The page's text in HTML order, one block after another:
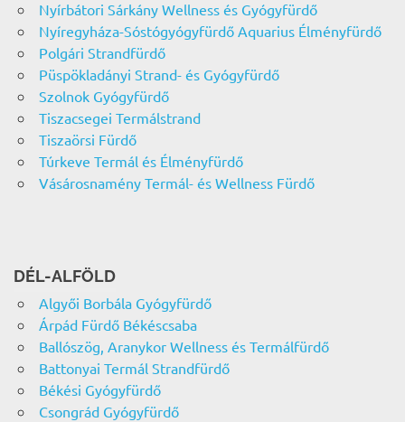
Nyírbátori Sárkány Wellness és Gyógyfürdő
Nyíregyháza-Sóstógyógyfürdő Aquarius Élményfürdő
Polgári Strandfürdő
Püspökladányi Strand- és Gyógyfürdő
Szolnok Gyógyfürdő
Tiszacsegei Termálstrand
Tiszaörsi Fürdő
Túrkeve Termál és Élményfürdő
Vásárosnamény Termál- és Wellness Fürdő
DÉL-ALFÖLD
Algyői Borbála Gyógyfürdő
Árpád Fürdő Békéscsaba
Ballószög, Aranykor Wellness és Termálfürdő
Battonyai Termál Strandfürdő
Békési Gyógyfürdő
Csongrád Gyógyfürdő